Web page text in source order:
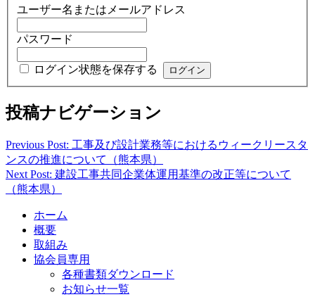
ユーザー名またはメールアドレス
パスワード
ログイン状態を保存する
投稿ナビゲーション
Previous Post: 工事及び設計業務等におけるウィークリースタ
ンスの推進について（熊本県）
Next Post: 建設工事共同企業体運用基準の改正等について
（熊本県）
ホーム
概要
取組み
協会員専用
各種書類ダウンロード
お知らせ一覧